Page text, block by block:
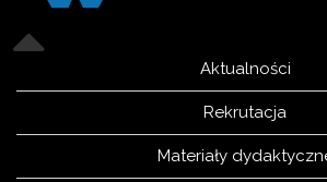
Aktualności
Rekrutacja
Materiały